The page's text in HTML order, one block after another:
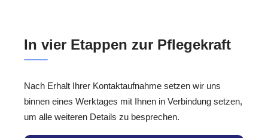
In vier Etappen zur Pflegekraft
Nach Erhalt Ihrer Kontaktaufnahme setzen wir uns
binnen eines Werktages mit Ihnen in Verbindung setzen,
um alle weiteren Details zu besprechen.